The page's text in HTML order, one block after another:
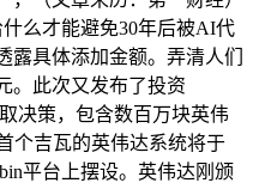
么才能避免30年后被AI代
露具体添加金额。弄清人们
。此次又发布了投资
决策，包含数百万块英伟
个吉瓦的英伟达系统将于
平台上摆设。英伟达刚颁